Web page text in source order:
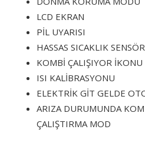
LCD EKRAN
PİL UYARISI
HASSAS SICAKLIK
KOMBİ ÇALIŞIYOR İKONU
ISI KALİBRASYONU
ELEKTRİK GİT GELDE
ARIZA DURUMUNDA
ÇALIŞTIRMA MOD